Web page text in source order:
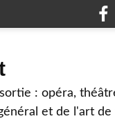
: opéra,
et de l'art